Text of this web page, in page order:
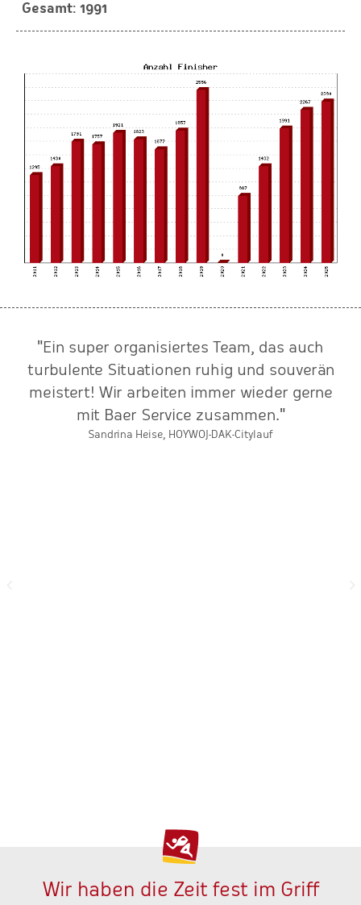
1991
"Ein super organisiertes Team, das auch
turbulente Situationen ruhig und souverän
meistert! Wir arbeiten immer wieder gerne
mit Baer Service zusammen."
Sandrina Heise, HOYWOJ-DAK-Citylauf
Wir haben die Zeit fest im Griff